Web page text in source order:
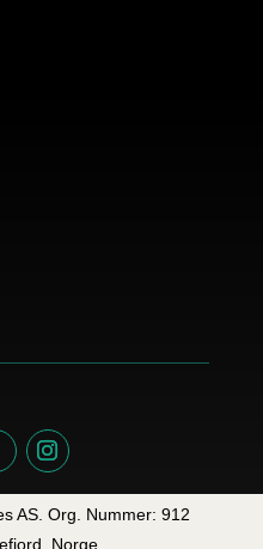
AS. Org. Nummer: 912
Norge.